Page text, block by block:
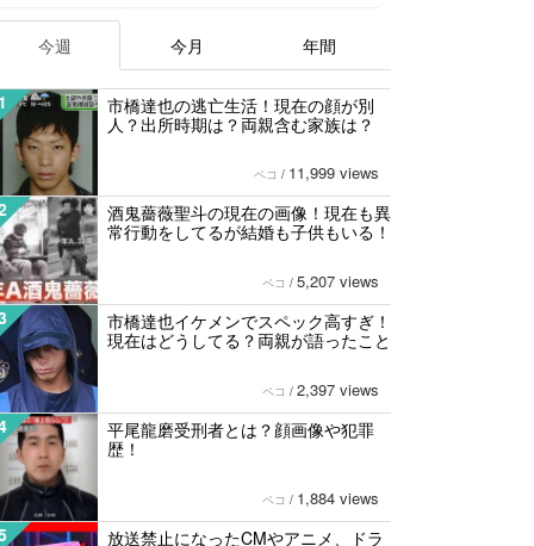
今週 今月 年間
市橋達也の逃亡生活！現在の顔が別
人？出所時期は？両親含む家族は？
ペコ / 11,999 views
酒鬼薔薇聖斗の現在の画像！現在も異
常行動をしてるが結婚も子供もいる！
ペコ / 5,207 views
市橋達也イケメンでスペック高すぎ！
現在はどうしてる？両親が語ったこと
ペコ / 2,397 views
平尾龍磨受刑者とは？顔画像や犯罪
歴！
ペコ / 1,884 views
放送禁止になったCMやアニメ、ドラ